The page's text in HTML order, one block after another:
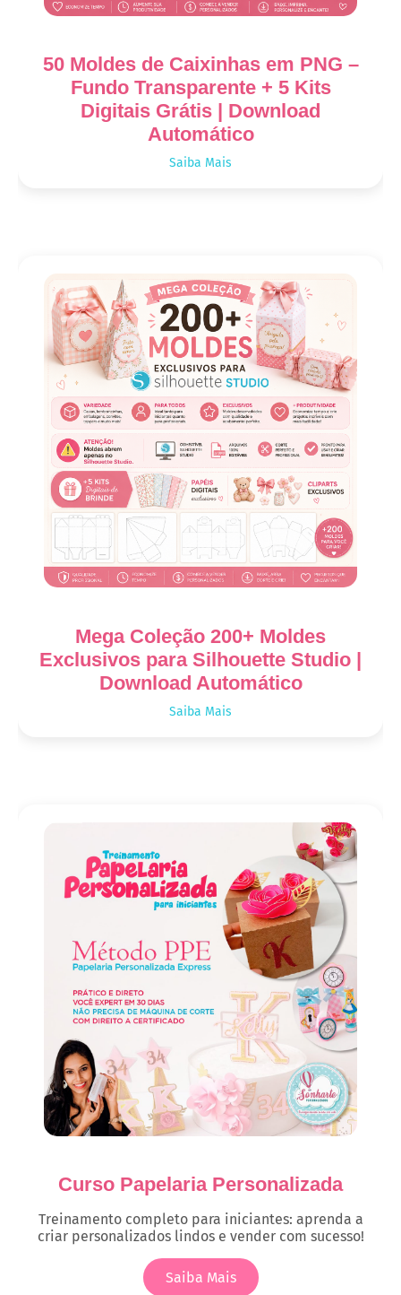
50 Moldes de Caixinhas em PNG –
Fundo Transparente + 5 Kits
Digitais Grátis | Download
Automático
Saiba Mais
Mega Coleção 200+ Moldes
Exclusivos para Silhouette Studio |
Download Automático
Saiba Mais
Curso Papelaria Personalizada
Treinamento completo para iniciantes: aprenda a
criar personalizados lindos e vender com sucesso!
Saiba Mais